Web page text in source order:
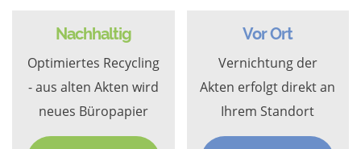
Nachhaltig
Optimiertes Recycling
- aus alten Akten wird
neues Büropapier
Vor Ort
Vernichtung der
Akten erfolgt direkt an
Ihrem Standort